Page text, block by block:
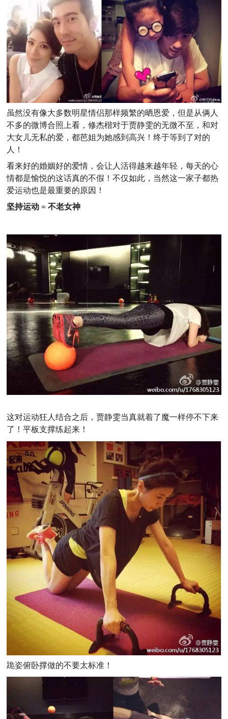
虽然没有像大多数明星情侣那样频繁的晒恩爱，但是从俩人
不多的微博合照上看，修杰楷对于贾静雯的无微不至，和对
大女儿无私的爱，都芭姐为她感到高兴！终于等到了对的
人！
看来好的婚姻好的爱情，会让人活得越来越年轻，每天的心
情都是愉悦的这话真的不假！不仅如此，当然这一家子都热
爱运动也是最重要的原因！
坚持运动 = 不老女神
这对运动狂人结合之后，贾静雯当真就着了魔一样停不下来
了！平板支撑练起来！
跪姿俯卧撑做的不要太标准！